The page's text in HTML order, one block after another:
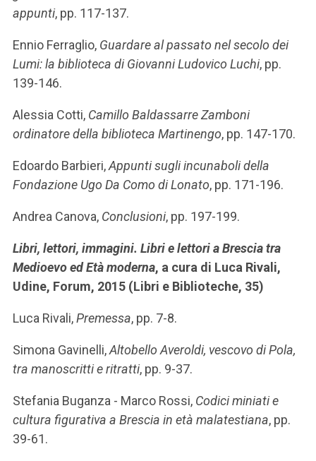
appunti, pp. 117-137.
Ennio Ferraglio, Guardare al passato nel secolo dei
Lumi: la biblioteca di Giovanni Ludovico Luchi, pp.
139-146.
Alessia Cotti, Camillo Baldassarre Zamboni
ordinatore della biblioteca Martinengo, pp. 147-170.
Edoardo Barbieri,Appunti sugli incunaboli della
Fondazione Ugo Da Como di Lonato, pp. 171-196.
Andrea Canova, Conclusioni, pp. 197-199.
Libri, lettori, immagini. Libri e lettori a Brescia tra
Medioevo ed Età moderna, a cura di Luca Rivali,
Udine, Forum, 2015 (Libri e Biblioteche, 35)
Luca Rivali,Premessa, pp. 7-8.
Simona Gavinelli,Altobello Averoldi, vescovo di Pola,
tra manoscritti e ritratti, pp. 9-37.
Stefania Buganza - Marco Rossi, Codici miniati e
cultura figurativa a Brescia in età malatestiana, pp.
39-61.